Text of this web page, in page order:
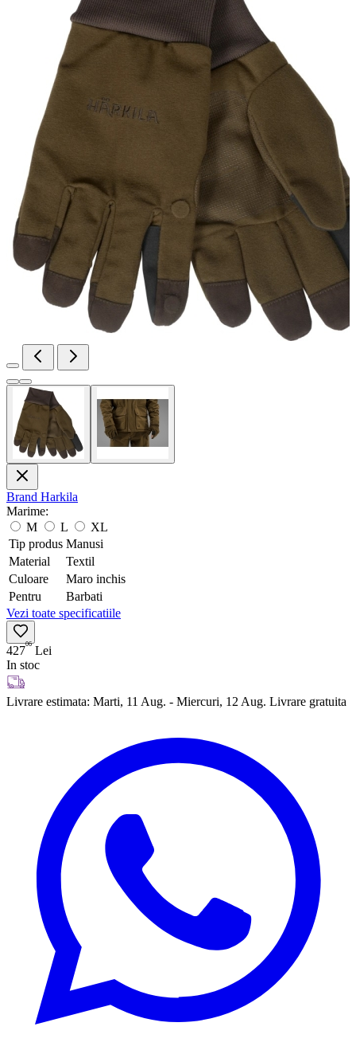
Brand Harkila
Marime:
M
L
XL
Tip produs Manusi
Material
Textil
Culoare
Maro inchis
Pentru
Barbati
Vezi toate specificatiile
42706 Lei
In stoc
Livrare estimata: Marti, 11 Aug. - Miercuri, 12 Aug. Livrare gratuita